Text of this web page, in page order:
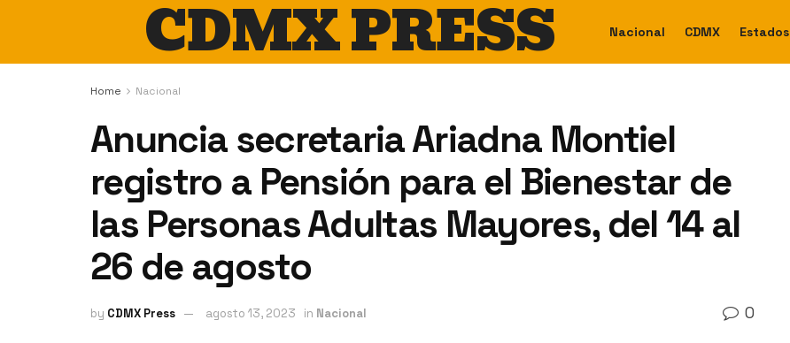
CDMX PRESS Nacional CDMX Estados
Home Nacional
Anuncia secretaria Ariadna Montiel
registro a Pensión para el Bienestar de
las Personas Adultas Mayores, del 14 al
26 de agosto
by CDMX Press agosto 13, 2023 in Nacional 0